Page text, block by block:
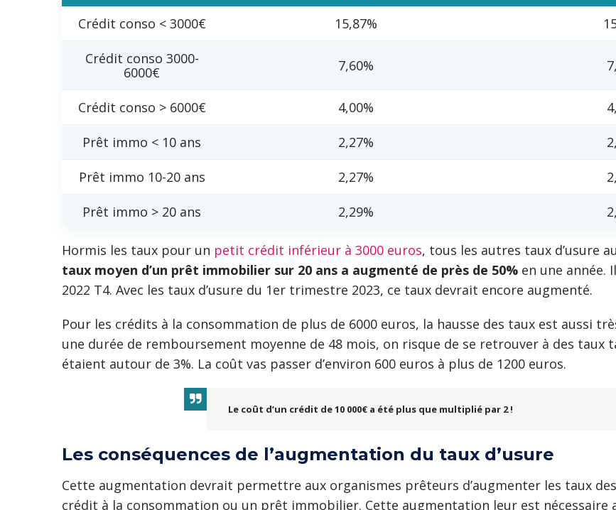
Crédit conso < 3000€
15,87%
Crédit conso 3000-
6000€
7,60%
Crédit conso > 6000€ 4,00%
Prêt immo < 10 ans 2,27%
Prêt immo 10-20 ans 2,27%
Prêt immo > 20 ans 2,29%
Hormis les taux pour un petit crédit inférieur à 3000 euros, tous les autres taux d’usure
taux moyen d’un prêt immobilier sur 20 ans a augmenté de près de 50% en une année.
2022 T4. Avec les taux d’usure du 1er trimestre 2023, ce taux devrait encore augmenté.
Pour les crédits à la consommation de plus de 6000 euros, la hausse des taux est aussi
une durée de remboursement moyenne de 48 mois, on risque de se retrouver à des taux
étaient autour de 3%. La coût vas passer d’environ 600 euros à plus de 1200 euros.
Le coût d’un crédit de 10 000€ a été plus que multiplié par 2 !
Les conséquences de l’augmentation du taux d’usure
Cette augmentation devrait permettre aux organismes prêteurs d’augmenter les taux
crédit à la consommation ou un prêt immobilier. Cette augmentation leur est nécessaire